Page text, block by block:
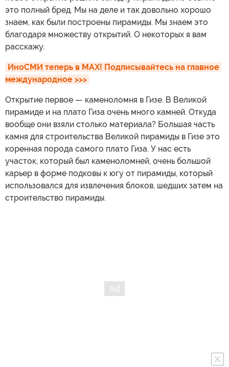
это полный бред. Мы на деле и так довольно хорошо
знаем, как были построены пирамиды. Мы знаем это
благодаря множеству открытий. О некоторых я вам
расскажу.
ИноСМИ теперь в MAX! Подписывайтесь на главное
международное >>>
Открытие первое — каменоломня в Гизе. В Великой
пирамиде и на плато Гиза очень много камней. Откуда
вообще они взяли столько материала? Большая часть
камня для строительства Великой пирамиды в Гизе это
коренная порода самого плато Гиза. У нас есть
участок, который был каменоломней, очень большой
карьер в форме подковы к югу от пирамиды, который
использовался для извлечения блоков, шедших затем на
строительство пирамиды.